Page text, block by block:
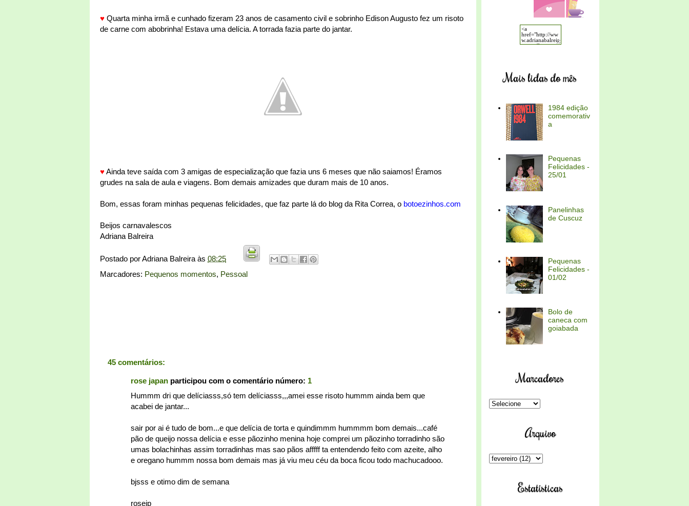
♥ Quarta minha irmã e cunhado fizeram 23 anos de casamento civil e sobrinho Edison Augusto fez um risoto
de carne com abobrinha! Estava uma delícia. A torrada fazia parte do jantar.
♥Ainda teve saída com 3 amigas de especialização que fazia uns 6 meses que não saiamos! Éramos
grudes na sala de aula e viagens. Bom demais amizades que duram mais de 10 anos.
Bom, essas foram minhas pequenas felicidades, que faz parte lá do blog da Rita Correa, o botoezinhos.com
Beijos carnavalescos
Adriana Balreira
Postado porAdriana Balreira às 08:25
Marcadores: Pequenos momentos, Pessoal
45 comentários:
rose japan participou com o comentário número: 1
Hummm dri que delíciasss,só tem delíciasss,,,amei esse risoto hummm ainda bem que
acabei de jantar...
sair por ai é tudo de bom...e que delícia de torta e quindimmm hummmm bom demais...café
pão de queijo nossa delícia e esse pãozinho menina hoje comprei um pãozinho torradinho são
umas bolachinhas assim torradinhas mas sao pãos afffff ta entendendo feito com azeite, alho
e oregano hummm nossa bom demais mas já viu meu céu da boca ficou todo machucadooo.
bjsss e otimo dim de semana
rosejp
Mais lidas do mês
1984 edição
comemorativ
a
Pequenas
Felicidades -
25/01
Panelinhas
de Cuscuz
Pequenas
Felicidades -
01/02
Bolo de
caneca com
goiabada
Marcadores
Arquivo
Estatísticas